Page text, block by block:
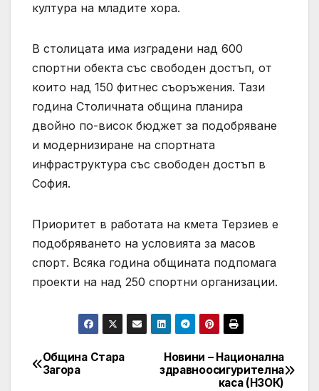
култура на младите хора.
В столицата има изградени над 600
спортни обекта със свободен достъп, от
които над 150 фитнес съоръжения. Тази
година Столичната община планира
двойно по-висок бюджет за подобряване
и модернизиране на спортната
инфраструктура със свободен достъп в
София.
Приоритет в работата на кмета Терзиев е
подобряването на условията за масов
спорт. Всяка година общината подпомага
проекти на над 250 спортни организации.
Post
Новини – Национална
здравноосигурителна
каса (НЗОК)
Община Стара
Загора